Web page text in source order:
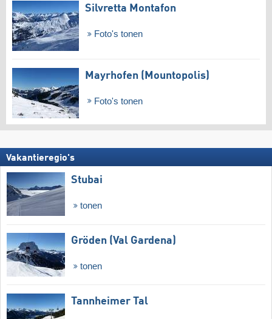
Silvretta Montafon
Foto's tonen
Mayrhofen (Mountopolis)
Foto's tonen
Vakantieregio's
Stubai
tonen
Gröden (Val Gardena)
tonen
Tannheimer Tal